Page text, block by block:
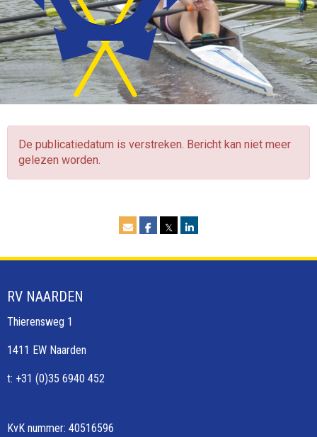
De publicatiedatum is verstreken. Bericht kan niet meer
gelezen worden.
𝕏
RV NAARDEN
Thierensweg 1
1411 EW Naarden
t: +31 (0)35 6940 452
KvK nummer: 40516596